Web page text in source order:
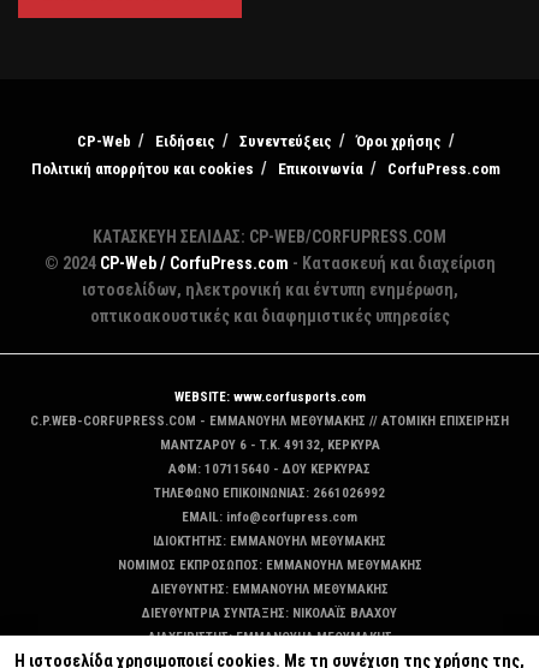
CP-Web Ειδήσεις Συνεντεύξεις
Όροι χρήσης
Πολιτική απορρήτου και cookies
Επικοινωνία CorfuPress.com
ΚΑΤΑΣΚΕΥΗ ΣΕΛΙΔΑΣ: CP-WEB/CORFUPRESS.COM
© 2024 CP-Web / CorfuPress.com - Κατασκευή και διαχείριση
ιστοσελίδων, ηλεκτρονική και έντυπη ενημέρωση,
οπτικοακουστικές και διαφημιστικές υπηρεσίες
WEBSITE: www.corfusports.com
C.P.WEB-CORFUPRESS.COM - ΕΜΜΑΝΟΥΗΛ ΜΕΘΥΜΑΚΗΣ // ΑΤΟΜΙΚΗ ΕΠΙΧΕΙΡΗΣΗ
MANTZAΡΟΥ 6 - T.K. 49132, ΚΕΡΚΥΡΑ
ΑΦΜ: 107115640 - ΔΟΥ ΚΕΡΚΥΡΑΣ
ΤΗΛΕΦΩΝΟ ΕΠΙΚΟΙΝΩΝΙΑΣ: 2661026992
EMAIL: info@corfupress.com
ΙΔΙΟΚΤΗΤΗΣ: EMMANOYΗΛ ΜΕΘΥΜΑΚΗΣ
ΝΟΜΙΜΟΣ ΕΚΠΡΟΣΩΠΟΣ: EMMANOYΗΛ ΜΕΘΥΜΑΚΗΣ
ΔΙΕΥΘΥΝΤΗΣ: EMMANOYΗΛ ΜΕΘΥΜΑΚΗΣ
ΔΙΕΥΘΥΝΤΡΙΑ ΣΥΝΤΑΞΗΣ: ΝΙΚΟΛΑΪΣ ΒΛΑΧΟΥ
ΔΙΑΧΕΙΡΙΣΤΗΣ: EMMANOYΗΛ ΜΕΘΥΜΑΚΗΣ
ΔΙΚΑΙΟΥΧΟΣ DOMAIN: ΕΜΜΑΝΟΥΗΛ ΜΕΘΥΜΑΚΗΣ
Η ιστοσελίδα χρησιμοποιεί cookies. Με τη συνέχιση της χρήσης της,